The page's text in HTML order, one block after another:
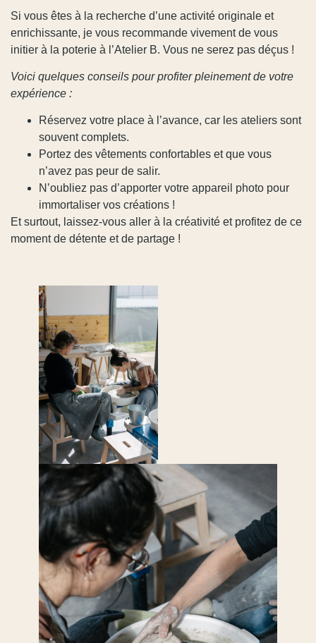
Si vous êtes à la recherche d’une activité originale et
enrichissante, je vous recommande vivement de vous
initier à la poterie à l’Atelier B. Vous ne serez pas déçus !
Voici quelques conseils pour profiter pleinement de votre
expérience :
Réservez votre place à l’avance, car les ateliers sont
souvent complets.
Portez des vêtements confortables et que vous
n’avez pas peur de salir.
N’oubliez pas d’apporter votre appareil photo pour
immortaliser vos créations !
Et surtout, laissez-vous aller à la créativité et profitez de ce
moment de détente et de partage !